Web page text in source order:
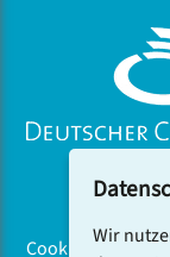
Cookiebanner
Wir